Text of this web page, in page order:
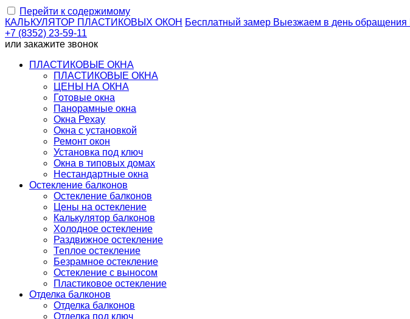
Перейти к содержимому
КАЛЬКУЛЯТОР ПЛАСТИКОВЫХ ОКОН Бесплатный замер Выезжаем в день обращения
+7 (8352) 23-59-11
или закажите звонок
ПЛАСТИКОВЫЕ ОКНА
ПЛАСТИКОВЫЕ ОКНА
ЦЕНЫ НА ОКНА
Готовые окна
Панорамные окна
Окна Рехау
Окна с установкой
Ремонт окон
Установка под ключ
Окна в типовых домах
Нестандартные окна
Остекление балконов
Остекление балконов
Цены на остекление
Калькулятор балконов
Холодное остекление
Раздвижное остекление
Теплое остекление
Безрамное остекление
Остекление с выносом
Пластиковое остекление
Отделка балконов
Отделка балконов
Отделка под ключ